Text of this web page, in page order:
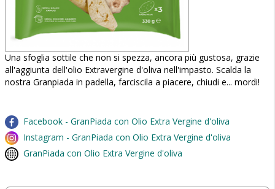
Una sfoglia sottile che non si spezza, ancora più gustosa, grazie
all'aggiunta dell'olio Extravergine d'oliva nell'impasto. Scalda la
nostra Granpiada in padella, farciscila a piacere, chiudi e... mordi!
Facebook - GranPiada con Olio Extra Vergine d'oliva
Instagram - GranPiada con Olio Extra Vergine d'oliva
GranPiada con Olio Extra Vergine d'oliva